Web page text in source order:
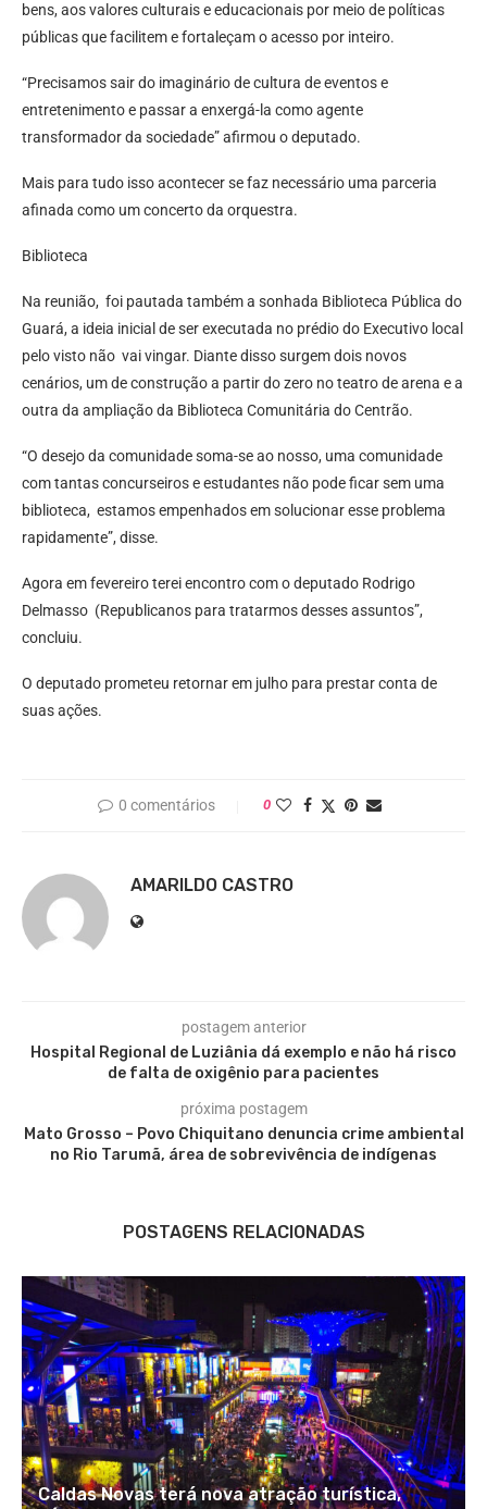
bens, aos valores culturais e educacionais por meio de políticas
públicas que facilitem e fortaleçam o acesso por inteiro.
“Precisamos sair do imaginário de cultura de eventos e
entretenimento e passar a enxergá-la como agente
transformador da sociedade” afirmou o deputado.
Mais para tudo isso acontecer se faz necessário uma parceria
afinada como um concerto da orquestra.
Biblioteca
Na reunião, foi pautada também a sonhada Biblioteca Pública do
Guará, a ideia inicial de ser executada no prédio do Executivo local
pelo visto não vai vingar. Diante disso surgem dois novos
cenários, um de construção a partir do zero no teatro de arena e a
outra da ampliação da Biblioteca Comunitária do Centrão.
“O desejo da comunidade soma-se ao nosso, uma comunidade
com tantas concurseiros e estudantes não pode ficar sem uma
biblioteca, estamos empenhados em solucionar esse problema
rapidamente”, disse.
Agora em fevereiro terei encontro com o deputado Rodrigo
Delmasso (Republicanos para tratarmos desses assuntos”,
concluiu.
O deputado prometeu retornar em julho para prestar conta de
suas ações.
0 comentários 0
AMARILDO CASTRO
postagem anterior
Hospital Regional de Luziânia dá exemplo e não há risco
de falta de oxigênio para pacientes
próxima postagem
Mato Grosso – Povo Chiquitano denuncia crime ambiental
no Rio Tarumã, área de sobrevivência de indígenas
POSTAGENS RELACIONADAS
Caldas Novas terá nova atração turística,